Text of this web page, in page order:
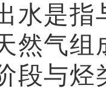
水是指
然气组
段与烃